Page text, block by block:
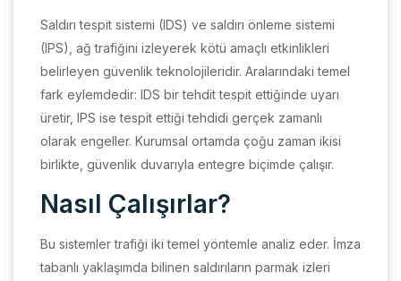
Saldırı tespit sistemi (IDS) ve saldırı önleme sistemi
(IPS), ağ trafiğini izleyerek kötü amaçlı etkinlikleri
belirleyen güvenlik teknolojileridir. Aralarındaki temel
fark eylemdedir: IDS bir tehdit tespit ettiğinde uyarı
üretir, IPS ise tespit ettiği tehdidi gerçek zamanlı
olarak engeller. Kurumsal ortamda çoğu zaman ikisi
birlikte, güvenlik duvarıyla entegre biçimde çalışır.
Nasıl Çalışırlar?
Bu sistemler trafiği iki temel yöntemle analiz eder. İmza
tabanlı yaklaşımda bilinen saldırıların parmak izleri